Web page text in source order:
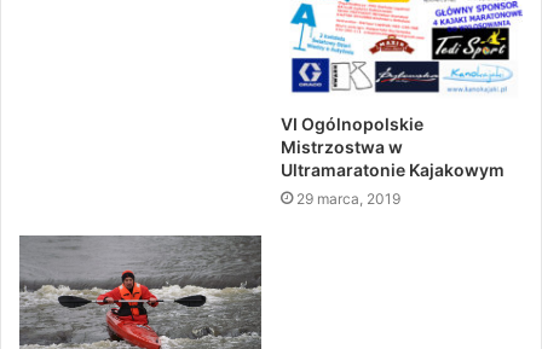
VI Ogólnopolskie
Mistrzostwa w
Ultramaratonie Kajakowym
29 marca, 2019